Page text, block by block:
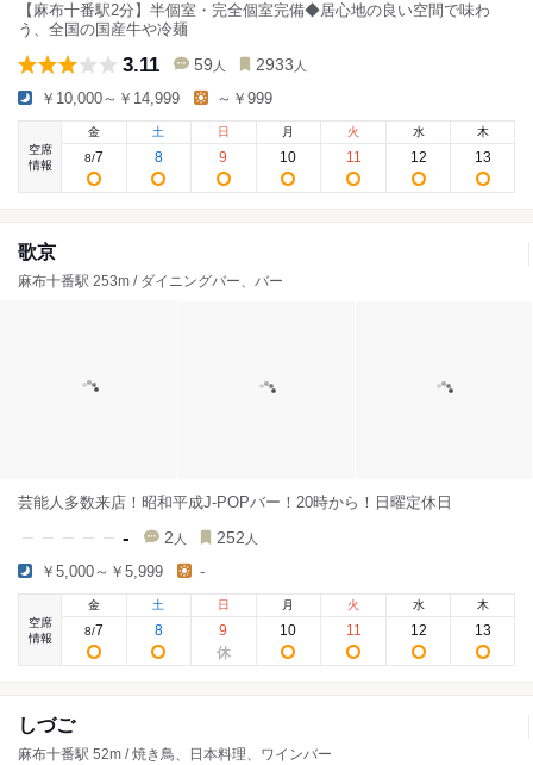
【麻布十番駅2分】半個室・完全個室完備◆居心地の良い空間で味わ
う、全国の国産牛や冷麺
3.11 59 人 2933 人
￥10,000～￥14,999 ～￥999
空席
情報
金
8/7
土
8
日
9
月
10
火
11
水
12
木
13
歌京
麻布十番駅 253m / ダイニングバー、バー
芸能人多数来店！昭和平成J-POPバー！20時から！日曜定休日
- 2 人 252 人
￥5,000～￥5,999 -
空席
情報
金
8/7
土
8
日
9
月
10
火
11
水
12
木
13
しづご
麻布十番駅 52m / 焼き鳥、日本料理、ワインバー